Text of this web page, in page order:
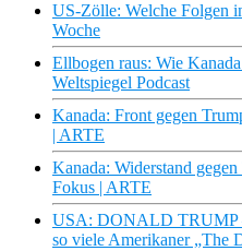
US-Zölle: Welche Folgen
Woche
Ellbogen raus: Wie
Weltspiegel Podcast
Kanada: Front gegen
| ARTE
Kanada: Widerstand
Fokus | ARTE
USA: DONALD TRUMP
so viele Amerikaner „The